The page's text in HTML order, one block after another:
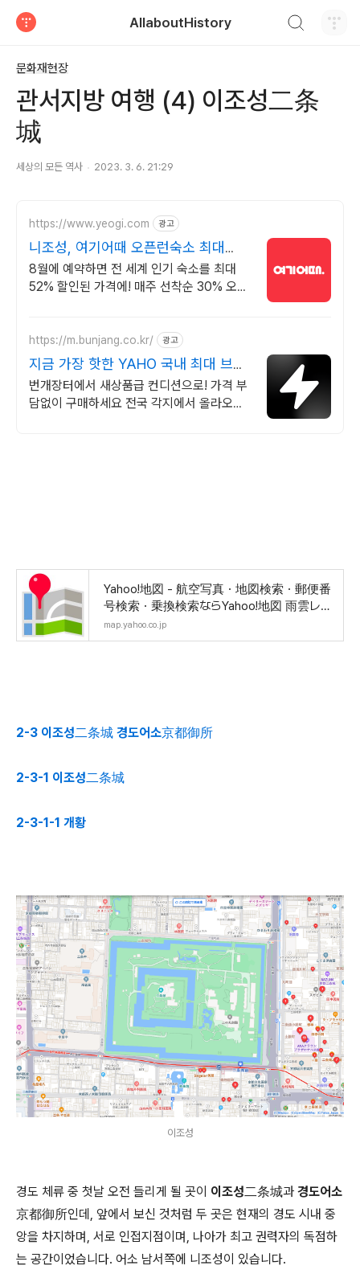
AllaboutHistory
문화재현장
관서지방 여행 (4) 이조성二条
城
세상의 모든 역사 2023. 3. 6. 21:29
https://www.yeogi.com 광고
니조성, 여기어때 오픈런숙소 최대
81% 할인
8월에 예약하면 전 세계 인기 숙소를 최대
52% 할인된 가격에! 매주 선착순 30% 오픈
https://m.bunjang.co.kr/ 광고
지금 가장 핫한 YAHO 국내 최대 브랜
드 중고거래
번개장터에서 새상품급 컨디션으로! 가격 부
담없이 구매하세요 전국 각지에서 올라오는
Yahoo!地図 - 航空写真・地図検索・郵便番
号検索・乗換検索ならYahoo!地図 雨雲レー
ダー機能も搭
map.yahoo.co.jp
2-3 이조성二条城 경도어소京都御所
2-3-1 이조성二条城
2-3-1-1 개황
이조성
경도 체류 중 첫날 오전 들리게 될 곳이 이조성二条城과 경도어소
京都御所인데, 앞에서 보신 것처럼 두 곳은 현재의 경도 시내 중
앙을 차지하며, 서로 인접지점이며, 나아가 최고 권력자의 독점하
는 공간이었습니다. 어소 남서쪽에 니조성이 있습니다.